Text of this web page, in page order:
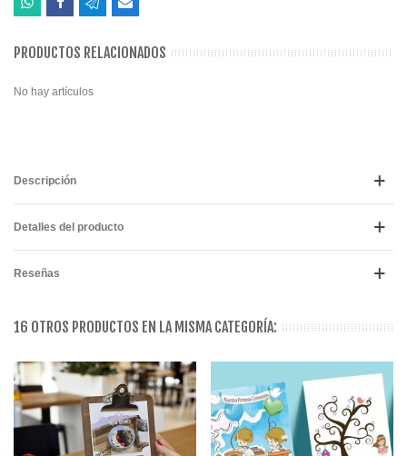
PRODUCTOS RELACIONADOS
No hay artículos
Descripción
Detalles del producto
Reseñas
16 OTROS PRODUCTOS EN LA MISMA CATEGORÍA: